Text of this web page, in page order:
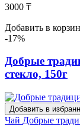
3000 ₸
Добавить в
-17%
Добрые
стекло, 150г
Добавить в
Чай Добрые